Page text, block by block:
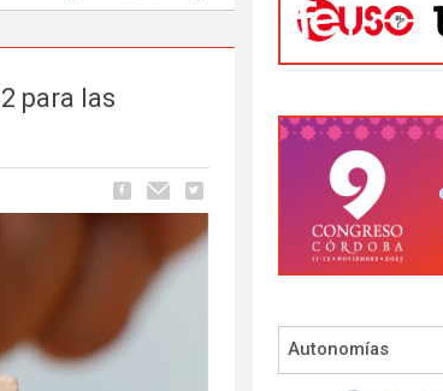
para las
Autonomías